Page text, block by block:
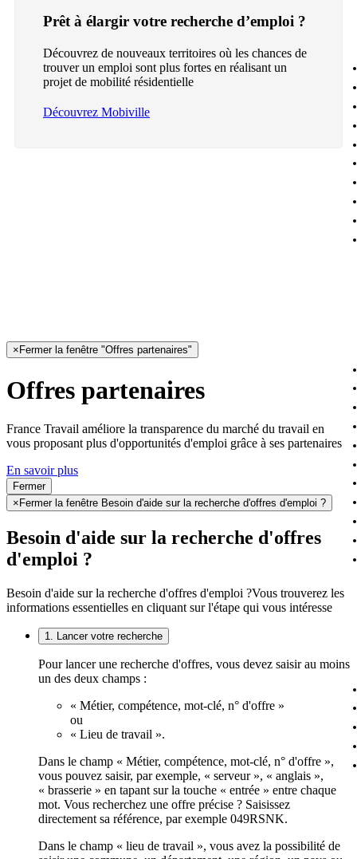
Prêt à élargir votre recherche d’emploi ?
Découvrez de nouveaux territoires où les chances de
trouver un emploi sont plus fortes en réalisant un
projet de mobilité résidentielle
Découvrez Mobiville
× Fermer la fenêtre "Offres partenaires"
Offres partenaires
France Travail améliore la transparence du marché du travail en
vous proposant plus d'opportunités d'emploi grâce à ses partenaires
En savoir plus
Fermer
× Fermer la fenêtre Besoin d'aide sur la recherche d'offres d'emploi ?
Besoin d'aide sur la recherche d'offres
d'emploi ?
Besoin d'aide sur la recherche d'offres d'emploi ?Vous trouverez les
informations essentielles en cliquant sur l'étape qui vous intéresse
1. Lancer votre recherche
Pour lancer une recherche d'offres, vous devez saisir au moins
un des deux champs :
« Métier, compétence, mot-clé, n° d'offre »
ou
« Lieu de travail ».
Dans le champ « Métier, compétence, mot-clé, n° d'offre »,
vous pouvez saisir, par exemple, « serveur », « anglais »,
« brasserie » en tapant sur la touche « entrée » entre chaque
mot. Vous recherchez une offre précise ? Saisissez
directement sa référence, par exemple 049RSNK.
Dans le champ « lieu de travail », vous avez la possibilité de